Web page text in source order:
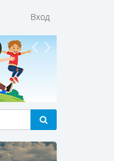
Вход